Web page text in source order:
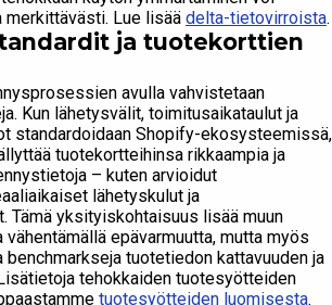
merkittävästi. Lue lisää delta-tietovirroista.
ja tuotekorttien
avulla vahvistetaan
Kun lähetysvälit, toimitusaikataulut ja
standardoidaan Shopify-ekosysteemissä,
tuotekortteihinsa rikkaampia ja
– kuten arvioidut
lähetyskulut ja
Tämä yksityiskohtaisuus lisää muun
epävarmuutta, mutta myös
benchmarkseja tuotetiedon kattavuuden ja
tehokkaiden tuotesyötteiden
tuotesyötteiden luomisesta.